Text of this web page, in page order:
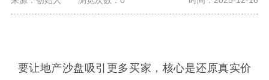
要让地产沙盘吸引更多买家，核心是还原真实价